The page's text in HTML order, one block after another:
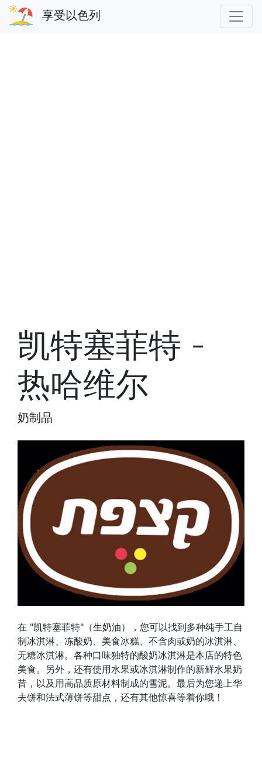
享受以色列
凯特塞菲特 -
热哈维尔
奶制品
在 "凯特塞菲特"（生奶油），您可以找到多种纯手工自
制冰淇淋、冻酸奶、美食冰糕、不含肉或奶的冰淇淋、
无糖冰淇淋。各种口味独特的酸奶冰淇淋是本店的特色
美食。另外，还有使用水果或冰淇淋制作的新鲜水果奶
昔，以及用高品质原材料制成的雪泥。最后为您递上华
夫饼和法式薄饼等甜点，还有其他惊喜等着你哦！